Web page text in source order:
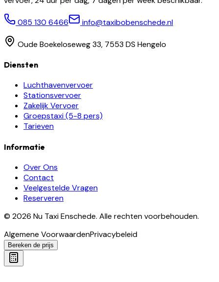
085 130 6466 info@taxibobenschede.nl
Oude Boekeloseweg 33, 7553 DS Hengelo
Diensten
Luchthavenvervoer
Stationsvervoer
Zakelijk Vervoer
Groepstaxi (5-8 pers)
Tarieven
Informatie
Over Ons
Contact
Veelgestelde Vragen
Reserveren
© 2026 Nu Taxi Enschede. Alle rechten voorbehouden.
Algemene VoorwaardenPrivacybeleid
Bereken de prijs